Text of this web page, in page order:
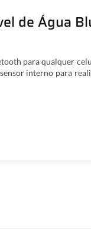
de Água
para qualquer
interno para